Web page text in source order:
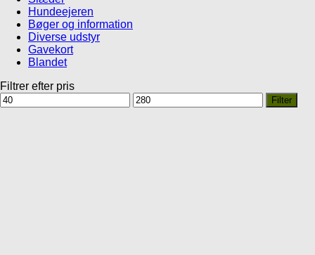
Hundeejeren
Bøger og information
Diverse udstyr
Gavekort
Blandet
Filtrer efter pris
Mindste
pris
Højeste
pris
Filter